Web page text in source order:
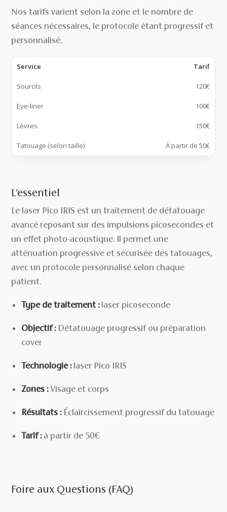
Nos tarifs varient selon la zone et le nombre de
séances nécessaires, le protocole étant progressif et
personnalisé.
Service Tarif
Sourcils 120€
Eye-liner 100€
Lèvres 150€
Tatouage (selon taille) À partir de 50€
L’essentiel
Le laser Pico IRIS est un traitement de détatouage
avancé reposant sur des impulsions picosecondes et
un effet photo-acoustique. Il permet une
atténuation progressive et sécurisée des tatouages,
avec un protocole personnalisé selon chaque
patient.
Type de traitement :laser picoseconde
Objectif :Détatouage progressif ou préparation
cover
Technologie :laser Pico IRIS
Zones :Visage et corps
Résultats :Éclaircissement progressif du tatouage
Tarif :à partir de 50€
Foire aux Questions (FAQ)